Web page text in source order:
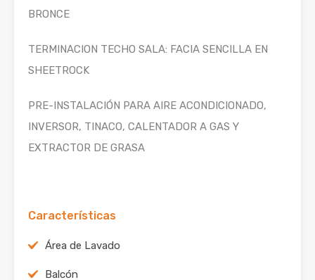
BRONCE
TERMINACION TECHO SALA: FACIA SENCILLA EN
SHEETROCK
PRE-INSTALACIÓN PARA AIRE ACONDICIONADO,
INVERSOR, TINACO, CALENTADOR A GAS Y
EXTRACTOR DE GRASA
Características
Área de Lavado
Balcón